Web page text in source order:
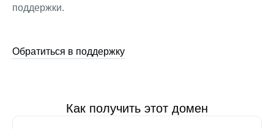
поддержки.
Обратиться в поддержку
Как получить этот домен